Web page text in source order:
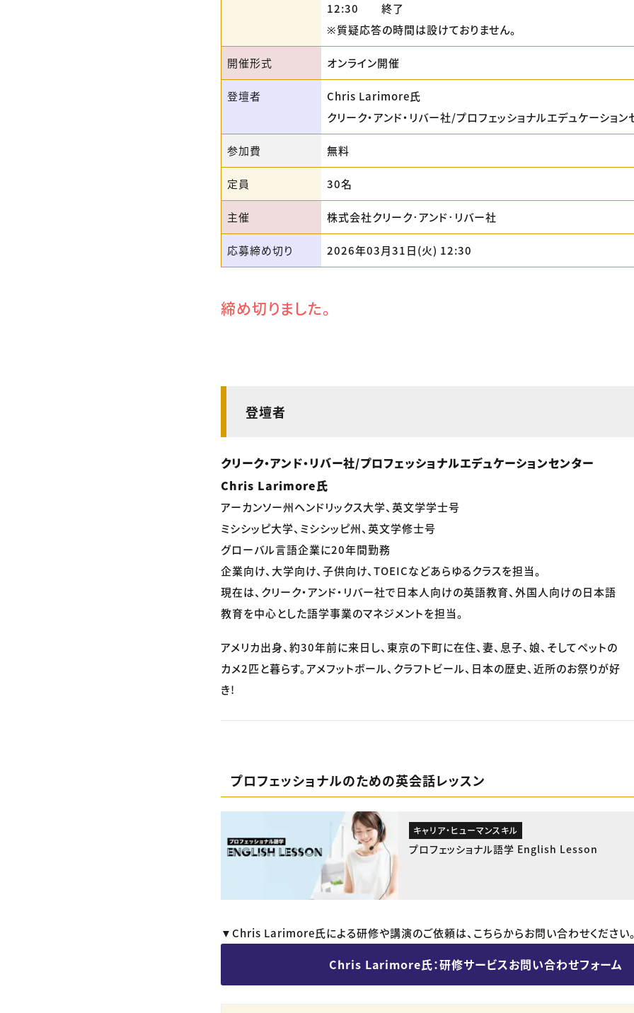
12:30 終了
※質疑応答の時間は設けておりません。
開催形式 オンライン開催
登壇者
Chris Larimore氏
クリーク・アンド・リバー社/プロフェッショナルエデュケーション
参加費 無料
定員 30名
主催 株式会社クリーク･アンド･リバー社
応募締め切り 2026年03月31日(火) 12:30
締め切りました。
登壇者
クリーク・アンド・リバー社/プロフェッショナルエデュケーションセンター
Chris Larimore氏
アーカンソー州ヘンドリックス大学、英文学学士号
ミシシッピ大学、ミシシッピ州、英文学修士号
グローバル言語企業に20年間勤務
企業向け、大学向け、子供向け、TOEICなどあらゆるクラスを担当。
現在は、クリーク・アンド・リバー社で日本人向けの英語教育、外国人向けの日本語
教育を中心とした語学事業のマネジメントを担当。
アメリカ出身、約30年前に来日し、東京の下町に在住、妻、息子、娘、そしてペットの
カメ2匹と暮らす。アメフットボール、クラフトビール、日本の歴史、近所のお祭りが好
き!
プロフェッショナルのための英会話レッスン
キャリア・ヒューマンスキル
プロフェッショナル語学 English Lesson
▼Chris Larimore氏による研修や講演のご依頼は、こちらからお問い合わせください
Chris Larimore氏：研修サービスお問い合わせフォーム